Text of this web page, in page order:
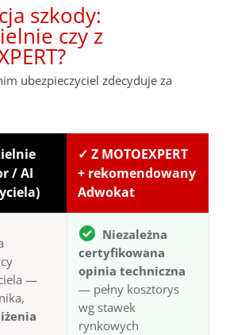
szkody:
czy z
ubezpieczyciel zdecyduje za
/ AI
✓ Z MOTOEXPERT
+ rekomendowany
Adwokat
—
Niezależna
certyfikowana
opinia techniczna
— pełny kosztorys
wg stawek
rynkowych